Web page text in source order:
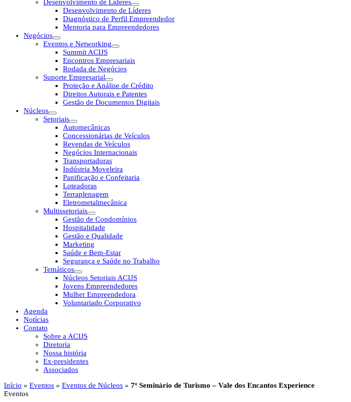
Desenvolvimento de Líderes
Desenvolvimento de Líderes
Diagnóstico de Perfil Empreendedor
Mentoria para Empreendedores
Negócios
Eventos e Networking
Summit ACIJS
Encontros Empresariais
Rodada de Negócios
Suporte Empresarial
Proteção e Análise de Crédito
Direitos Autorais e Patentes
Gestão de Documentos Digitais
Núcleos
Setoriais
Automecânicas
Concessionárias de Veículos
Revendas de Veículos
Negócios Internacionais
Transportadoras
Indústria Moveleira
Panificação e Confeitaria
Loteadoras
Terraplenagem
Eletrometalmecânica
Multissetoriais
Gestão de Condomínios
Hospitalidade
Gestão e Qualidade
Marketing
Saúde e Bem-Estar
Segurança e Saúde no Trabalho
Temáticos
Núcleos Setoriais ACIJS
Jovens Empreendedores
Mulher Empreendedora
Voluntariado Corporativo
Agenda
Notícias
Contato
Sobre a ACIJS
Diretoria
Nossa história
Ex-presidentes
Associados
Início » Eventos » Eventos de Núcleos » 7º Seminário de Turismo – Vale dos Encantos Experience
Eventos